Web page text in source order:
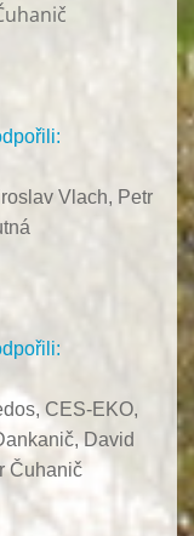
Vlach, Petr
CES-EKO,
David
Čuhanič